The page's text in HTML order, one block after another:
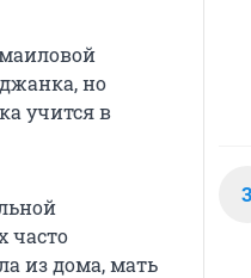
но
учится в
часто
из дома, мать
3